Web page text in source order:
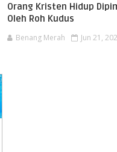
Orang Kristen Hidup
Oleh Roh Kudus
Benang Merah Jun 21,